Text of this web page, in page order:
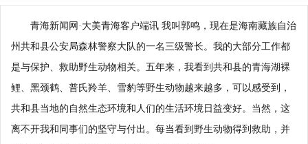
青海新闻网·大美青海客户端讯 我叫郭鸣，现在是海南藏族自治
州共和县公安局森林警察大队的一名三级警长。我的大部分工作都
是与保护、救助野生动物相关。五年来，我看到共和县的青海湖裸
鲤、黑颈鹤、普氏羚羊、雪豹等野生动物越来越多，可以感受到，
共和县当地的自然生态环境和人们的生活环境日益变好。当然，这
离不开我和同事们的坚守与付出。每当看到野生动物得到救助，并